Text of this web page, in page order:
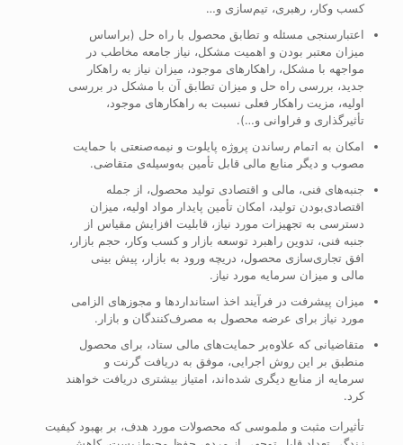
کسب وکار، رهبری، تیم‌سازی و…
اعتبارسنجی مسئله و تطابق محصول با راه حل (براساس
میزان معتبر بودن و اهمیت مشکل، نیاز جامعه مخاطب در
مواجهه با مشکل، راهکارهای موجود، میزان نیاز به راهکار
جدید، بررسی راه حل و میزان تطابق آن با مشکل در بررسی
اولیه، مزیت راهکار فعلی نسبت به راهکارهای موجود،
تأثیرگذاری و فراوانی و…).
امکان به اتمام رساندن پروژه پایلوت و نیمه‌صنعتی با حمایت
مصوب و دیگر منابع مالی قابل تأمین به‌وسیله‌ی متقاضی.
جنبه‌های فنی، مالی و اقتصادی تولید محصول، از جمله
اقتصادی‌بودن تولید، امکان تأمین پایدار مواد اولیه، میزان
دسترسی به تجهیزات مورد نیاز، قابلیت افزایش مقیاس از
جنبه فنی، تدوین راهبرد توسعه بازار و کسب وکار، حجم بازار،
افق تجاری‌سازی محصول، دریچه ورود به بازار، پیش بینی
مالی و میزان سرمایه مورد نیاز.
میزان پیشرفت در فرآیند اخذ استانداردها و مجوزهای الزامی
مورد نیاز برای عرضه محصول به مصرف‌کنندگان و بازار.
متقاضیانی که علاوه‌بر حمایت‌های مالی ستاد، برای محصول
منطبق بر این روش اجرایی، موفق به دریافت گرنت و
سرمایه از منابع دیگری شده‌اند، امتیاز بیشتری دریافت خواهند
کرد.
تأثیرات مثبت و ملموسی که محصولات مورد هدف، بر بهبود کیفیت